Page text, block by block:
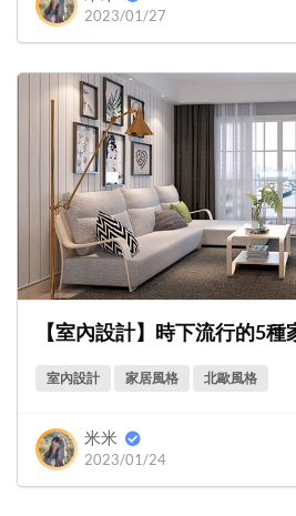
2023/01/27
【室內設計】時下流行的5種
室內設計 家居風格 北歐風格
米米
2023/01/24